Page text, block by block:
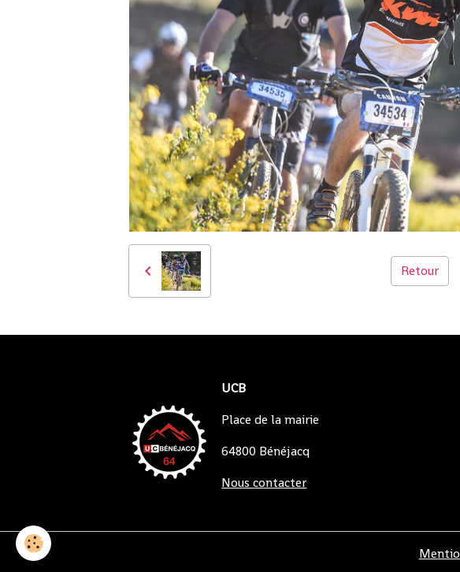
Retour
UCB
Place de la mairie
64800 Bénéjacq
Nous contacter